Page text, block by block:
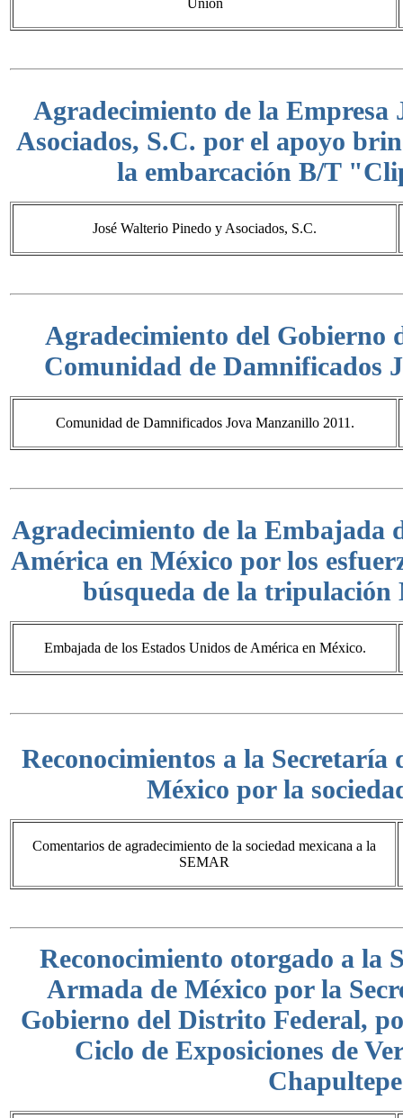
Agradecimiento de la Empresa
Asociados, S.C. por el apoyo
la embarcación B/T
José Walterio Pinedo y Asociados, S.C.
Agradecimiento del Gobierno
Comunidad de Damnificados
Comunidad de Damnificados Jova Manzanillo 2011.
Agradecimiento de la Embajada
América en México por los
búsqueda de la
Embajada de los Estados Unidos de América en México.
Reconocimientos a la
México por la
Comentarios de agradecimiento de la sociedad mexicana a la
SEMAR
Reconocimiento otorgado a la
Armada de México por la
Gobierno del Distrito Federal,
Ciclo de Exposiciones de